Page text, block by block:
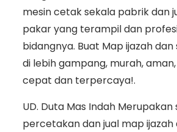
mesin cetak sekala pabrik dan
pakar yang terampil dan
bidangnya. Buat Map ijazah
di lebih gampang, murah,
cepat dan terpercaya!.
UD. Duta Mas Indah Merupakan
percetakan dan jual map ijazah